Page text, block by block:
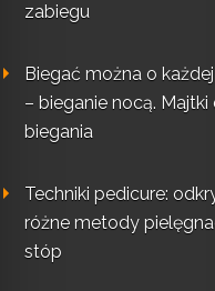
zabiegu
Biegać można o
– bieganie nocą. Majtki
biegania
Techniki pedicure:
różne metody
stóp